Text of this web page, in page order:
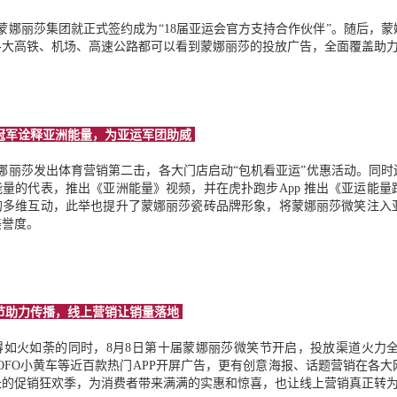
娜丽莎集团就正式签约成为“18届亚运会官方支持合作伙伴”。随后，
高铁、机场、高速公路都可以看到蒙娜丽莎的投放广告，全面覆盖助
诠释亚洲能量，为亚运军团助威
丽莎发出体育营销第二击，各大门店启动“包机看亚运”优惠活动。同
的代表，推出《亚洲能量》视频，并在虎扑跑步App 推出《亚运能
维互动，此举也提升了蒙娜丽莎瓷砖品牌形象，将蒙娜丽莎微笑注
度。
力传播，线上营销让销量落地
火如荼的同时，8月8日第十届蒙娜丽莎微笑节开启，投放渠道火
小黄车等近百款热门APP开屏广告，更有创意海报、话题营销在各
促销狂欢季，为消费者带来满满的实惠和惊喜，也让线上营销真正转